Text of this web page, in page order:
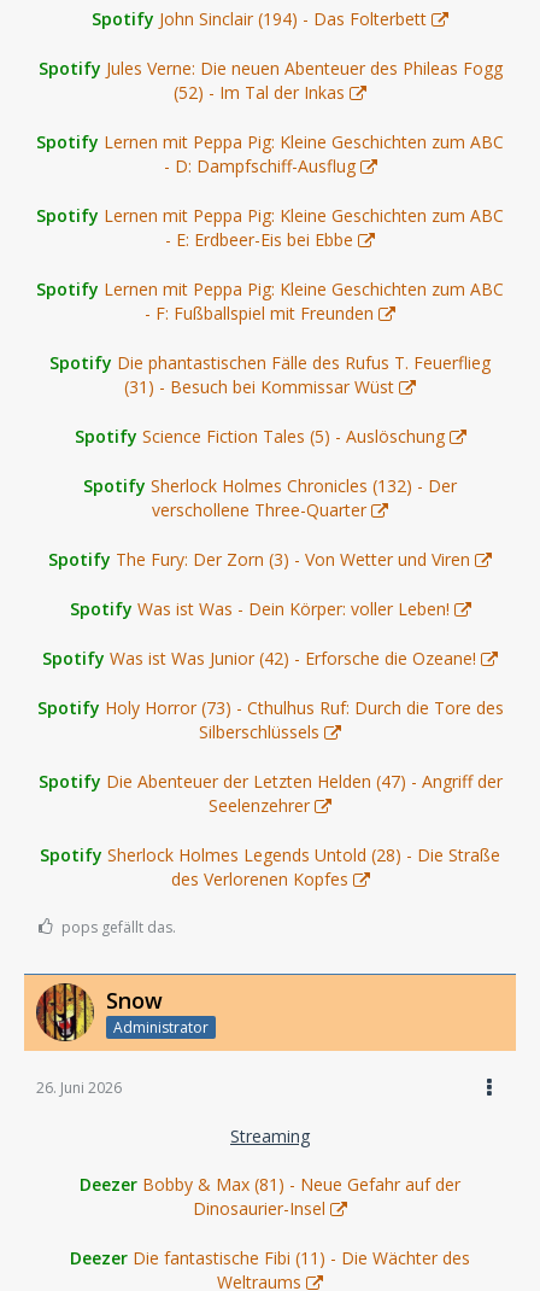
Spotify John Sinclair (194) - Das Folterbett
Spotify Jules Verne: Die neuen Abenteuer des Phileas Fogg
(52) - Im Tal der Inkas
Spotify Lernen mit Peppa Pig: Kleine Geschichten zum ABC
- D: Dampfschiff-Ausflug
Spotify Lernen mit Peppa Pig: Kleine Geschichten zum ABC
- E: Erdbeer-Eis bei Ebbe
Spotify Lernen mit Peppa Pig: Kleine Geschichten zum ABC
- F: Fußballspiel mit Freunden
Spotify Die phantastischen Fälle des Rufus T. Feuerflieg
(31) - Besuch bei Kommissar Wüst
Spotify Science Fiction Tales (5) - Auslöschung
Spotify Sherlock Holmes Chronicles (132) - Der
verschollene Three-Quarter
Spotify The Fury: Der Zorn (3) - Von Wetter und Viren
Spotify Was ist Was - Dein Körper: voller Leben!
Spotify Was ist Was Junior (42) - Erforsche die Ozeane!
Spotify Holy Horror (73) - Cthulhus Ruf: Durch die Tore des
Silberschlüssels
Spotify Die Abenteuer der Letzten Helden (47) - Angriff der
Seelenzehrer
Spotify Sherlock Holmes Legends Untold (28) - Die Straße
des Verlorenen Kopfes
pops gefällt das.
Snow
Administrator
26. Juni 2026
Streaming
Deezer Bobby & Max (81) - Neue Gefahr auf der
Dinosaurier-Insel
Deezer Die fantastische Fibi (11) - Die Wächter des
Weltraums